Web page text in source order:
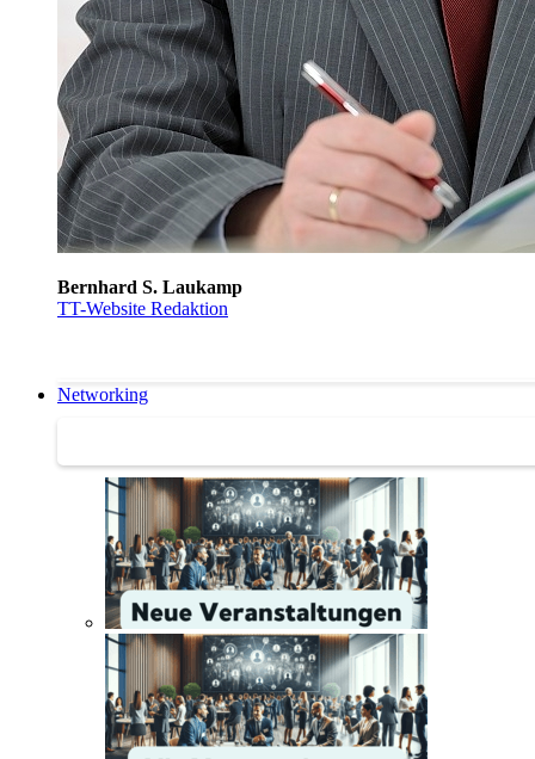
Bernhard S. Laukamp
TT-Website Redaktion
Networking